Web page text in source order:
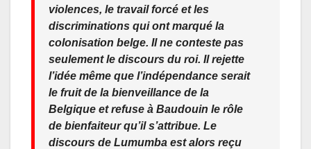
violences, le travail forcé et les
discriminations qui ont marqué la
colonisation belge. Il ne conteste pas
seulement le discours du roi. Il rejette
l’idée même que l’indépendance serait
le fruit de la bienveillance de la
Belgique et refuse à Baudouin le rôle
de bienfaiteur qu’il s’attribue. Le
discours de Lumumba est alors reçu